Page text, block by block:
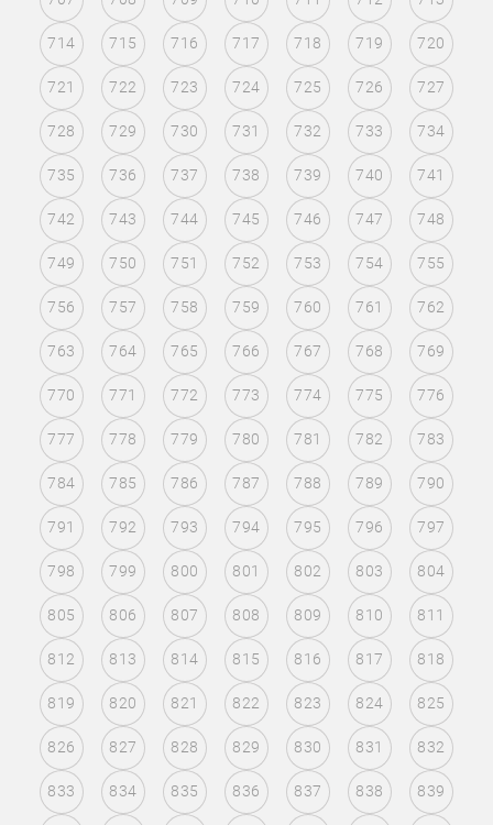
714 715 716 717 718 719 720
721 722 723 724 725 726 727
728 729 730 731 732 733 734
735 736 737 738 739 740 741
742 743 744 745 746 747 748
749 750 751 752 753 754 755
756 757 758 759 760 761 762
763 764 765 766 767 768 769
770 771 772 773 774 775 776
777 778 779 780 781 782 783
784 785 786 787 788 789 790
791 792 793 794 795 796 797
798 799 800 801 802 803 804
805 806 807 808 809 810 811
812 813 814 815 816 817 818
819 820 821 822 823 824 825
826 827 828 829 830 831 832
833 834 835 836 837 838 839